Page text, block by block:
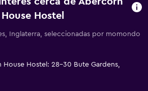
House Hostel
Inglaterra, seleccionadas por momondo
Hostel: 28-30 Bute Gardens,